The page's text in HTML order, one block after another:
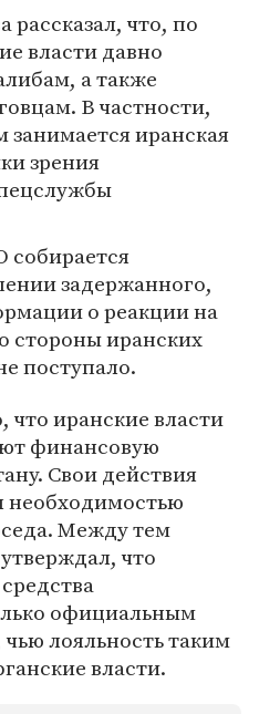
рассказал, что, по
власти давно
а также
В частности,
иранская
зрения
собирается
задержанного,
о реакции на
стороны иранских
поступало.
что иранские власти
финансовую
Свои действия
необходимостью
Между тем
что
официальным
лояльность таким
власти.